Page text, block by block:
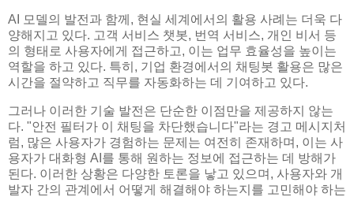
AI 모델의 발전과 함께, 현실 세계에서의 활용 사례는 더욱 다
양해지고 있다. 고객 서비스 챗봇, 번역 서비스, 개인 비서 등
의 형태로 사용자에게 접근하고, 이는 업무 효율성을 높이는
역할을 하고 있다. 특히, 기업 환경에서의 채팅봇 활용은 많은
시간을 절약하고 직무를 자동화하는 데 기여하고 있다.
그러나 이러한 기술 발전은 단순한 이점만을 제공하지 않는
다. "안전 필터가 이 채팅을 차단했습니다"라는 경고 메시지처
럼, 많은 사용자가 경험하는 문제는 여전히 존재하며, 이는 사
용자가 대화형 AI를 통해 원하는 정보에 접근하는 데 방해가
된다. 이러한 상황은 다양한 토론을 낳고 있으며, 사용자와 개
발자 간의 관계에서 어떻게 해결해야 하는지를 고민해야 하는